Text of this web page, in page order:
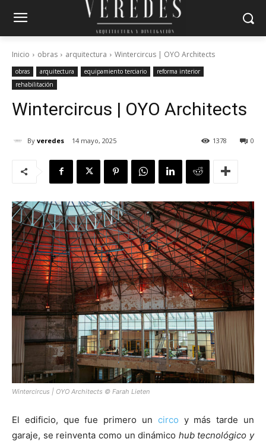
Inicio obras arquitectura Wintercircus | OYO Architects
obras arquitectura equipamiento terciario
reforma interior
rehabilitación
Wintercircus | OYO Architects
By veredes 14 mayo, 2025 0
1378
Wintercircus | OYO Architects © Farah Lieten
El edificio, que fue primero un circo y más tarde un
garaje, se reinventa como un dinámico hub tecnológico y